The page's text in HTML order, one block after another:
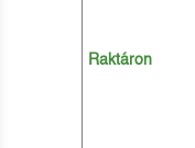
Raktáron